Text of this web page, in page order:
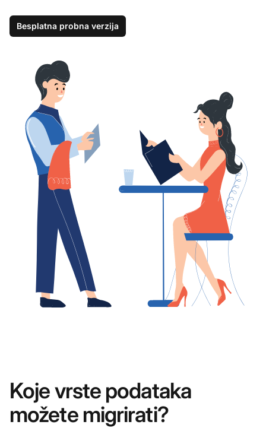
Besplatna probna verzija
Koje vrste podataka
možete migrirati?